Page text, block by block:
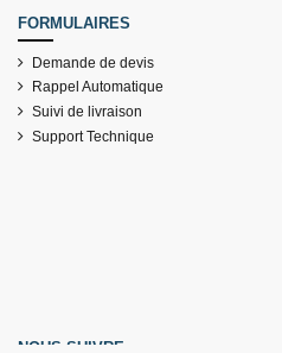
FORMULAIRES
Demande de devis
Rappel Automatique
Suivi de livraison
Support Technique
NOUS SUIVRE